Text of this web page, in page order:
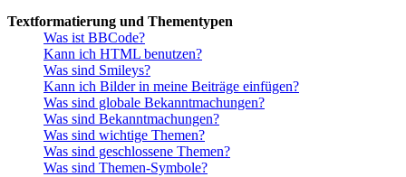
Textformatierung und Thementypen
Was ist BBCode?
Kann ich HTML benutzen?
Was sind Smileys?
Kann ich Bilder in meine Beiträge einfügen?
Was sind globale Bekanntmachungen?
Was sind Bekanntmachungen?
Was sind wichtige Themen?
Was sind geschlossene Themen?
Was sind Themen-Symbole?